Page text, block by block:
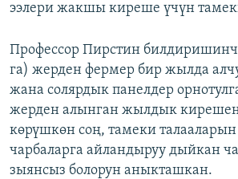
ээлери жакшы киреше үчүн
Профессор Пирстин
га) жерден фермер бир жылда
жана солярдык панелдер
жерден алынган жылдык
көрүшкөн соң, тамеки
чарбаларга айландыруу дыйкан
зыянсыз болорун аныкташкан.